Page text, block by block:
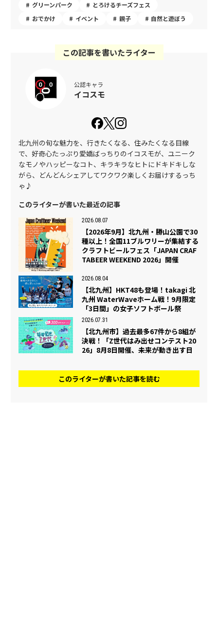
グリーンパーク
とろけるチーズフェス
おでかけ
イベント 親子 自然と遊ぼう
この記事を書いたライター
公認キャラ
イコスモ
北九州の旬な魅力を、行きたくなる、住みたくなる目線
で、好奇心たっぷり愛嬌ばっちりのイコスモが、ユニーク
なモノやハッピーなコト、キラキラなヒトにドキドキしな
がら、どんどんシェアしてワクワク楽しくお届けするっち
ゃ♪
このライターが書いた最近の記事
2026.08.07
【2026年9月】北九州・勝山公園で30
種以上！全国11ブルワリーが集結する
クラフトビールフェス「JAPAN CRAF
TABEER WEEKEND 2026」開催
2026.08.04
【北九州】HKT48も登場！takagi 北
九州 WaterWaveホーム戦！9月限定
「3日間」の女子ソフトボール祭
2026.07.31
【北九州市】過去最多67件から8組が
決戦！「Z世代はみ出せコンテスト20
26」8月8日開催、未来が動き出す日
このライターが書いた記事を読む